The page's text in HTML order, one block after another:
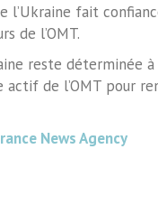
l’Ukraine fait
de l’OMT.
reste déterminée
de l’OMT pour
News Agency